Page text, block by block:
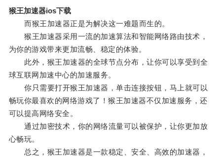
猴王加速器ios下载
而猴王加速器正是为解决这一难题而生的。
猴王加速器采用一流的加速算法和智能网络路由技术，
为你的游戏带来更加流畅、稳定的体验。
此外，猴王加速器的全球节点分布，让你可以享受到全
球互联网加速中心的加速服务。
你只需要打开猴王加速器，单击连接按钮，马上就可以
畅玩你最喜欢的网络游戏了！猴王加速器不仅加速服务，还
可以提高网络安全。
通过加密技术，你的网络流量可以被保护，让你更加放
心畅玩。
总之，猴王加速器是一款稳定、安全、高效的加速器，